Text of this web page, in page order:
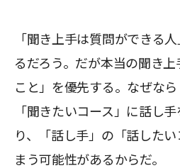
「聞き上手は質問ができる
るだろう。だが本当の聞き
こと」を優先する。なぜな
「聞きたいコース」に話し
り、「話し手」の「話した
まう可能性があるからだ。